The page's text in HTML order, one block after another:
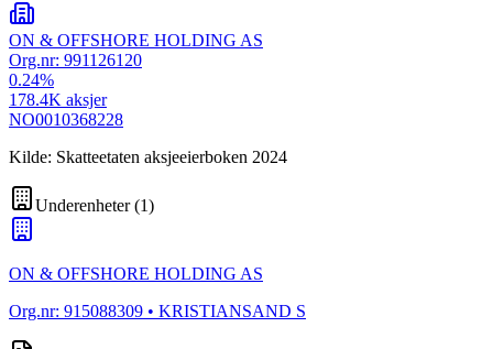
ON & OFFSHORE HOLDING AS
Org.nr: 991126120
0.24%
178.4K aksjer
NO0010368228
Kilde: Skatteetaten aksjeeierboken 2024
Underenheter(1)
ON & OFFSHORE HOLDING AS
Org.nr: 915088309 • KRISTIANSAND S